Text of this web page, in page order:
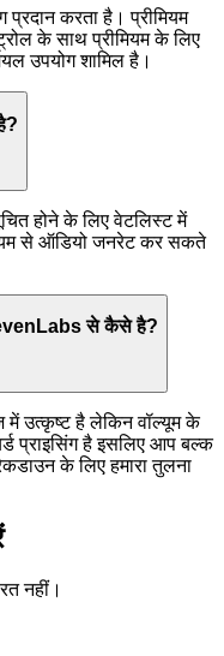
प्रदान करता है। प्रीमियम
के साथ प्रीमियम के लिए
उपयोग शामिल है।
होने के लिए वेटलिस्ट में
से ऑडियो जनरेट कर सकते
से कैसे है?
में उत्कृष्ट है लेकिन वॉल्यूम के
प्राइसिंग है इसलिए आप बल्क
के लिए हमारा तुलना
नहीं।